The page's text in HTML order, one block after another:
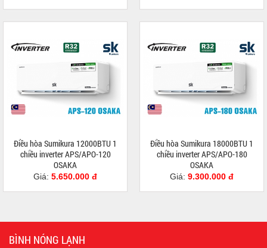
Điều hòa Sumikura 12000BTU 1
chiều inverter APS/APO-120
OSAKA
Giá: 5.650.000 đ
Điều hòa Sumikura 18000BTU 1
chiều inverter APS/APO-180
OSAKA
Giá: 9.300.000 đ
BÌNH NÓNG LẠNH